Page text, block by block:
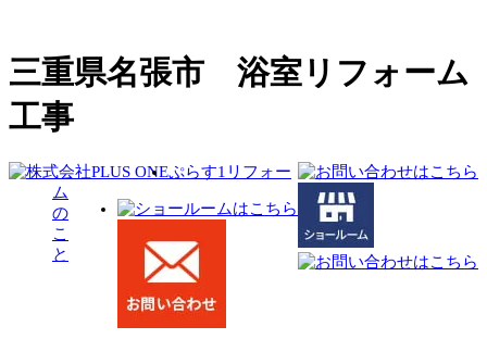
三重県名張市 浴室リフォーム
工事
ぷらす1リフォー
ム
の
こ
と